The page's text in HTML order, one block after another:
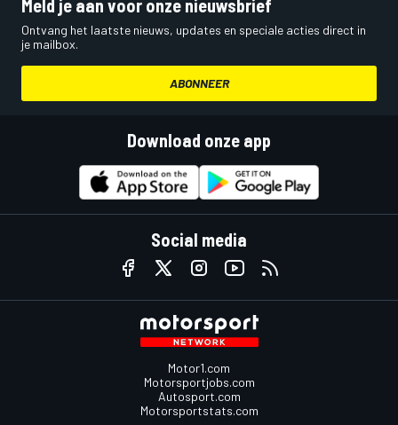
Meld je aan voor onze nieuwsbrief
Ontvang het laatste nieuws, updates en speciale acties direct in
je mailbox.
ABONNEER
Download onze app
Social media
Motor1.com
Motorsportjobs.com
Autosport.com
Motorsportstats.com